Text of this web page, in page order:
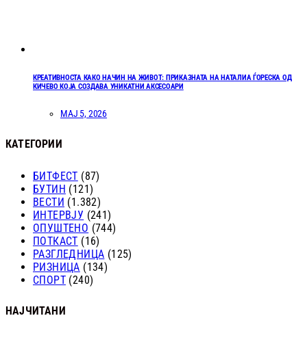
КРЕАТИВНОСТА КАКО НАЧИН НА ЖИВОТ: ПРИКАЗНАТА НА НАТАЛИА ЃОРЕСКА ОД
КИЧЕВО КОЈА СОЗДАВА УНИКАТНИ АКСЕСОАРИ
МАЈ 5, 2026
КАТЕГОРИИ
БИТФЕСТ (87)
БУТИН (121)
ВЕСТИ (1.382)
ИНТЕРВЈУ (241)
ОПУШТЕНО (744)
ПОТКАСТ (16)
РАЗГЛЕДНИЦА (125)
РИЗНИЦА (134)
СПОРТ (240)
НАЈЧИТАНИ